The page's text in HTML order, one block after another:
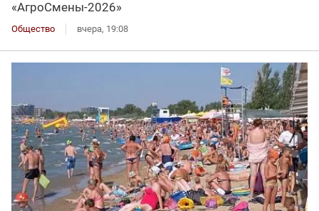
«АгроСмены-2026»
Общество вчера, 19:08